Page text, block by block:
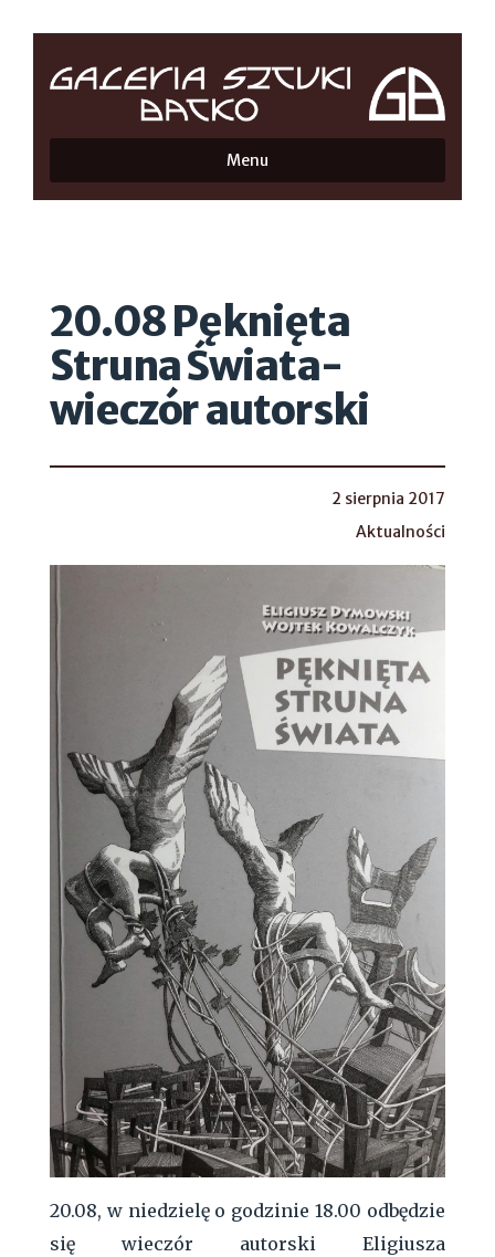
Menu
20.08 Pęknięta
Struna Świata-
wieczór autorski
2 sierpnia 2017
Aktualności
20.08, w niedzielę o godzinie 18.00 odbędzie
się wieczór autorski Eligiusza